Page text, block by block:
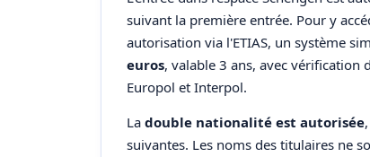
suivant la première entrée. Pour y
autorisation via l'ETIAS, un système
euros, valable 3 ans, avec vérification
Europol et Interpol.
La double nationalité est autorisée
suivantes. Les noms des titulaires ne